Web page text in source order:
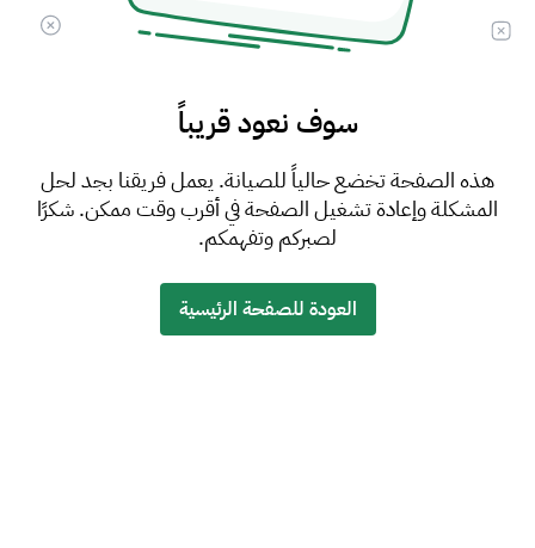
سوف نعود قريباً
هذه الصفحة تخضع حالياً للصيانة. يعمل فريقنا بجد لحل
المشكلة وإعادة تشغيل الصفحة في أقرب وقت ممكن. شكرًا
لصبركم وتفهمكم.
العودة للصفحة الرئيسية